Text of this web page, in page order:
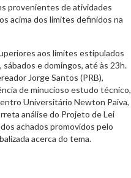
provenientes de atividades
acima dos limites definidos na
aos limites estipulados
e domingos, até às 23h.
Jorge Santos (PRB),
de minucioso estudo técnico,
Universitário Newton Paiva,
análise do Projeto de Lei
achados promovidos pelo
acerca do tema.